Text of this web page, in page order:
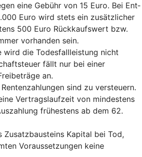
eine Gebühr von 15 Euro. Bei Ent­
Euro wird stets ein zu­sätz­li­cher
500 Euro Rück­kaufs­wert bzw.
vor­han­den sein.
wird die Todesfallleistung nicht
fällt nur bei einer
an.
sind zu versteu­ern.
Vertrags­laufzeit von mindestens
frühestens ab dem 62.
Zusatzbausteins Kapital bei Tod,
Voraussetzungen keine